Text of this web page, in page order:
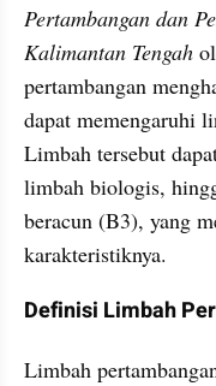
Pertambangan dan
Kalimantan Tengah
pertambangan
dapat memengaruhi
Limbah tersebut
limbah biologis,
beracun (B3), yang
karakteristiknya.
Definisi Limbah
Limbah